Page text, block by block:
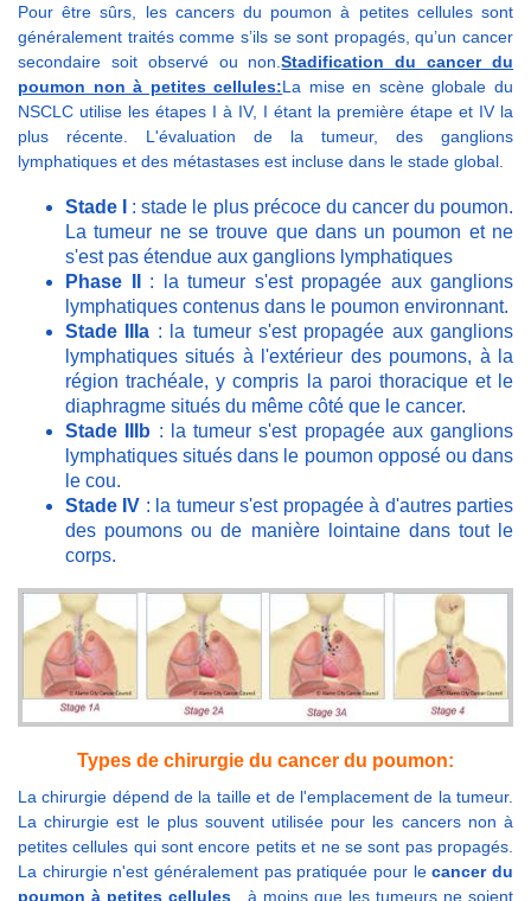
Pour être sûrs, les cancers du poumon à petites cellules sont
généralement traités comme s’ils se sont propagés, qu’un cancer
secondaire soit observé ou non.Stadification du cancer du
poumon non à petites cellules:La mise en scène globale du
NSCLC utilise les étapes I à IV, I étant la première étape et IV la
plus récente. L'évaluation de la tumeur, des ganglions
lymphatiques et des métastases est incluse dans le stade global.
Stade I : stade le plus précoce du cancer du poumon.
La tumeur ne se trouve que dans un poumon et ne
s'est pas étendue aux ganglions lymphatiques
Phase II : la tumeur s'est propagée aux ganglions
lymphatiques contenus dans le poumon environnant.
Stade IIIa : la tumeur s'est propagée aux ganglions
lymphatiques situés à l'extérieur des poumons, à la
région trachéale, y compris la paroi thoracique et le
diaphragme situés du même côté que le cancer.
Stade IIIb : la tumeur s'est propagée aux ganglions
lymphatiques situés dans le poumon opposé ou dans
le cou.
Stade IV : la tumeur s'est propagée à d'autres parties
des poumons ou de manière lointaine dans tout le
corps.
Types de chirurgie du cancer du poumon:
La chirurgie dépend de la taille et de l'emplacement de la tumeur.
La chirurgie est le plus souvent utilisée pour les cancers non à
petites cellules qui sont encore petits et ne se sont pas propagés.
La chirurgie n'est généralement pas pratiquée pour lecancer du
poumon à petites cellules
. à moins que les tumeurs ne soient